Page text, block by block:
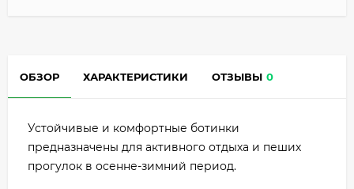
ОБЗОР ХАРАКТЕРИСТИКИ ОТЗЫВЫ 0
Устойчивые и комфортные ботинки
предназначены для активного отдыха и пеших
прогулок в осенне-зимний период.